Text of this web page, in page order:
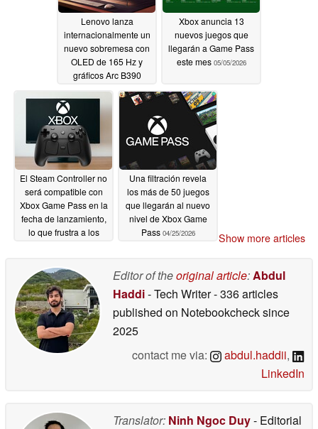
Lenovo lanza
internacionalmente un
nuevo sobremesa con
OLED de 165 Hz y
gráficos Arc B390
05/20/2026
Xbox anuncia 13
nuevos juegos que
llegarán a Game Pass
este mes 05/05/2026
El Steam Controller no
será compatible con
Xbox Game Pass en la
fecha de lanzamiento,
lo que frustra a los
Una filtración revela
los más de 50 juegos
que llegarán al nuevo
nivel de Xbox Game
Pass 04/25/2026 Show more articles
Editor of theoriginal article:Abdul
Haddi- Tech Writer- 336 articles
published on Notebookchecksince
2025
contact me via:
abdul.haddii,
LinkedIn
Translator: Ninh Ngoc Duy- Editorial